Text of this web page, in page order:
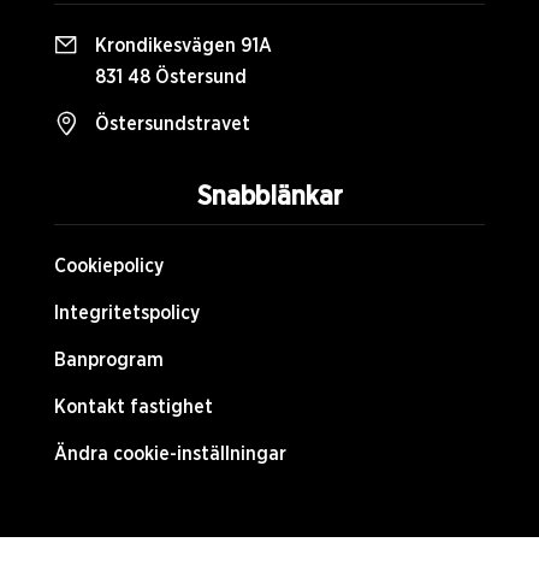
Snabblänkar
Cookiepolicy
Integritetspolicy
Banprogram
Kontakt fastighet
Ändra cookie-inställningar
Krondikesvägen 91A
831 48 Östersund
Östersundstravet